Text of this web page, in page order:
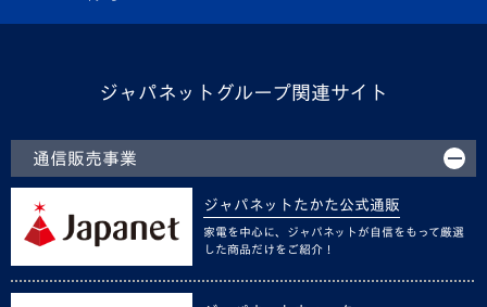
ジャパネットグループ関連サイト
通信販売事業
ジャパネットたかた公式通販
家電を中心に、ジャパネットが自信をもって厳選
した商品だけをご紹介！